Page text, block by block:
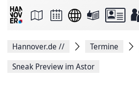
Seite
Facebook
Hannover.de // Termine
Sneak Preview im Astor